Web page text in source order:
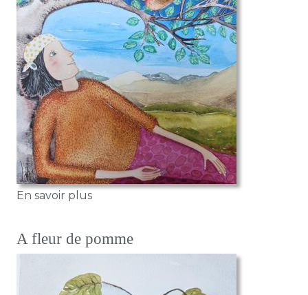
En savoir plussur Regarder le ciel
A fleur de pomme